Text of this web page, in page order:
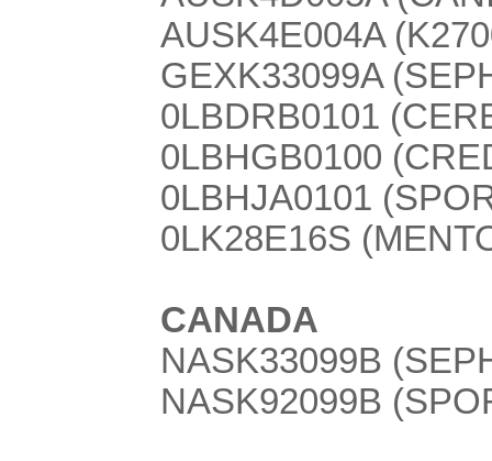
AUSK4E004A
GEXK33099A
0LBDRB0101
0LBHGB0100
0LBHJA0101
0LK28E16S
CANADA
NASK33099B
NASK92099B